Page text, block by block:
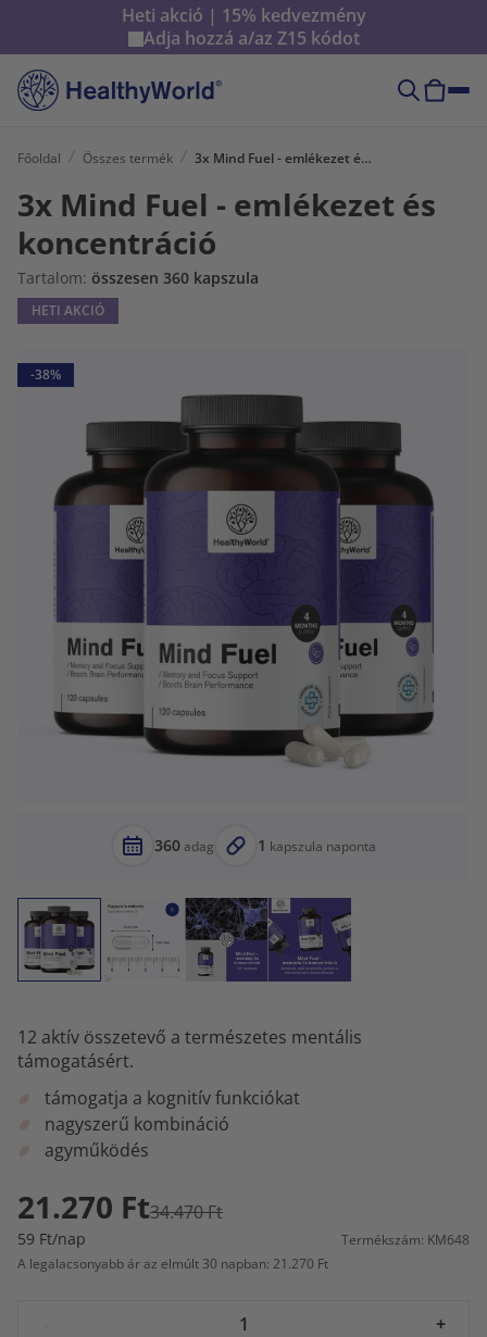
Heti akció | 15% kedvezmény
Adja hozzá a/az Z15 kódot
Főoldal Összes termék 3x Mind Fuel - emlékezet és koncentráció
3x Mind Fuel - emlékezet és
koncentráció
Tartalom: összesen 360 kapszula
HETI AKCIÓ
-38%
360adag 1 kapszula naponta
12 aktív összetevő a természetes mentális
támogatásért.
támogatja a kognitív funkciókat
nagyszerű kombináció
agyműködés
21.270 Ft34.470 Ft
59 Ft/nap
Termékszám: KM648
A legalacsonyabb ár az elmúlt 30 napban: 21.270 Ft
+